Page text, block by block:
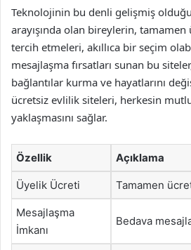
Teknolojinin bu denli gelişmiş
arayışında olan bireylerin,
tercih etmeleri, akıllıca bir seçim
mesajlaşma fırsatları sunan bu
bağlantılar kurma ve hayatlarını
ücretsiz evlilik siteleri, herkesin
yaklaşmasını sağlar.
Özellik Açıklama
Üyelik Ücreti Tamamen
Mesajlaşma
İmkanı
Bedava